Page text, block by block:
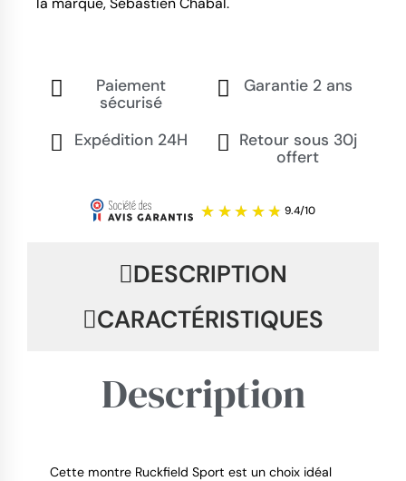
Paiement
sécurisé
Garantie 2 ans
Expédition 24H
Retour sous 30j
offert
DESCRIPTION
CARACTÉRISTIQUES
Description
Cette montre Ruckfield Sport est un choix idéal